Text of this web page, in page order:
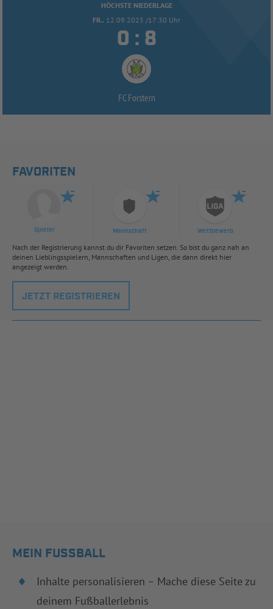
HÖCHSTE NIEDERLAGE
FR.. 12.09.2025 /17:30 Uhr
 : 
FC Forstern
FAVORITEN
Spieler Mannschaft Wettbewerb
Nach der Registrierung kannst du dir Favoriten setzen. So bist du ganz nah an
deinen Lieblingsspielern, Mannschaften und Ligen, die dann direkt hier
angezeigt werden.
JETZT REGISTRIEREN
MEIN FUSSBALL
Inhalte personalisieren – Mache diese Seite zu
deinem Fußballerlebnis